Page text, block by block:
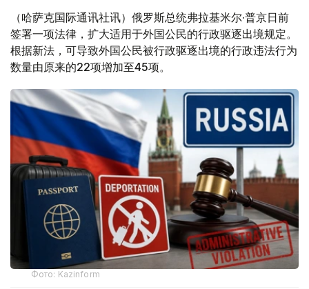
（哈萨克国际通讯社讯）俄罗斯总统弗拉基米尔·普京日前
签署一项法律，扩大适用于外国公民的行政驱逐出境规定。
根据新法，可导致外国公民被行政驱逐出境的行政违法行为
数量由原来的22项增加至45项。
Фото: Kazinform